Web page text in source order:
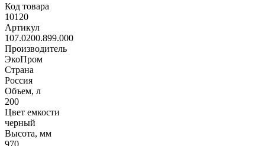
Код товара
10120
Артикул
107.0200.899.000
Производитель
ЭкоПром
Страна
Россия
Объем, л
200
Цвет емкости
черный
Высота, мм
970